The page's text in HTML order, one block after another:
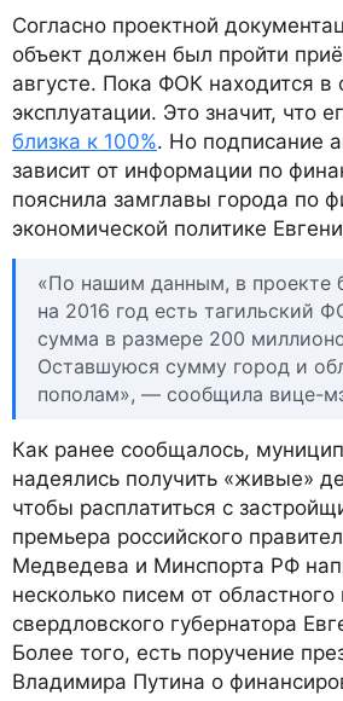
Согласно проектной
объект должен был пройти
августе. Пока ФОК находится в
эксплуатации. Это значит, что
близка к 100%. Но подписание
зависит от информации по
пояснила замглавы города по
экономической политике
«По нашим данным, в проекте
на 2016 год есть тагильский
сумма в размере 200
Оставшуюся сумму город и
пополам», — сообщила вице-
Как ранее сообщалось,
надеялись получить «живые»
чтобы расплатиться с
премьера российского
Медведева и Минспорта РФ
несколько писем от областного
свердловского губернатора
Более того, есть поручение
Владимира Путина о